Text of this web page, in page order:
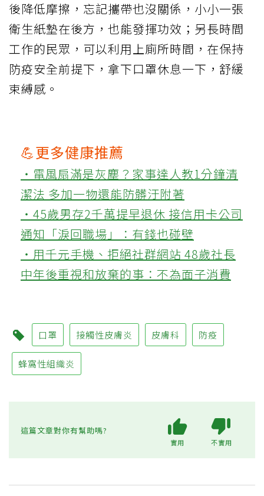
後降低摩擦，忘記攜帶也沒關係，小小一張
衛生紙墊在後方，也能發揮功效；另長時間
工作的民眾，可以利用上廁所時間，在保持
防疫安全前提下，拿下口罩休息一下，舒緩
束縛感。
💪更多健康推薦
‧電風扇滿是灰塵？家事達人教1分鐘清
潔法 多加一物還能防髒汙附著
‧45歲男存2千萬提早退休 接信用卡公司
通知「淚回職場」：有錢也碰壁
‧用千元手機、拒絕社群網站 48歲社長
中年後重視和放棄的事：不為面子消費
口罩 接觸性皮膚炎 皮膚科 防疫
蜂窩性組織炎
這篇文章對你有幫助嗎?
實用 不實用